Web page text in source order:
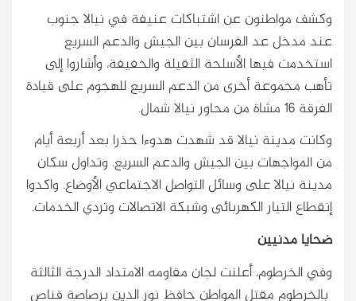
وكشف مواطنون عن اشتباكات عنيفة في نيالا جنوب
عند مدخل عد الفرسان بين الجيش والدعم السريع
استخدمت فيها الأسلحة الثقيلة والخفيفة، وأشاروا إلى
تأهب مجموعة أخرى من الدعم السريع للهجوم على قيادة
الفرقة 16 مشاة من محاور نيالا شمال.
وكانت مدينة نيالا قد شهدت هدوءا حذرا بعد أربعة أيام
من المواجهات بين الجيش والدعم السريع. وتداول سكان
مدينة نيالا على وسائل التواصل الاجتماعي الأوضاع. واكدوا
إنقطاع التيار الكهربائى وشبكة الاتصالات وتردي الخدمات.
ضحايا مدنيين
وفي الخرطوم، أعلنت لجان مقاومه الامتداد الدرجة الثالثة
بالخرطوم مقتل المواطن حافظ نور الدين برصاصة قناص